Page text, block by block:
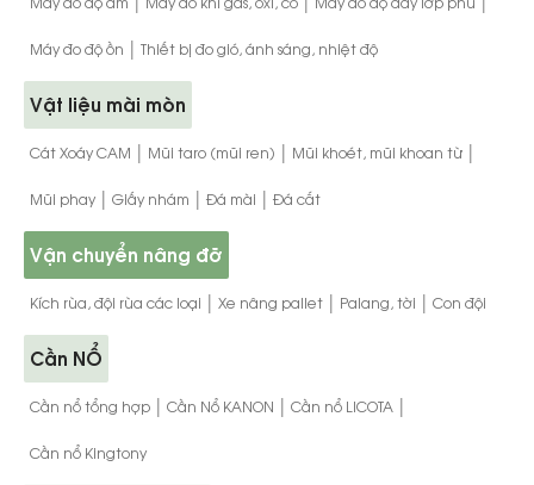
Máy đo độ ồn | Thiết bị đo gió, ánh sáng, nhiệt độ
Vật liệu mài mòn
Cát Xoáy CAM | Mũi taro (mũi ren) | Mũi khoét, mũi khoan từ |
Mũi phay | Giấy nhám | Đá mài | Đá cắt
Vận chuyển nâng đỡ
Kích rùa, đội rùa các loại | Xe nâng pallet | Palang, tời | Con đội
Cần NỔ
Cần nổ tổng hợp | Cần Nổ KANON | Cần nổ LICOTA |
Cần nổ Kingtony